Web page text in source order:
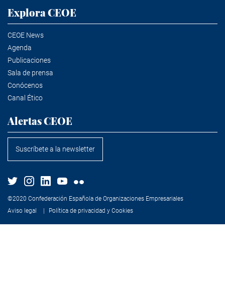
Explora CEOE
CEOE News
Agenda
Publicaciones
Sala de prensa
Conócenos
Canal Ético
Alertas CEOE
Suscríbete a la newsletter
©2020 Confederación Española de Organizaciones Empresariales
Aviso legal
Política de privacidad y Cookies